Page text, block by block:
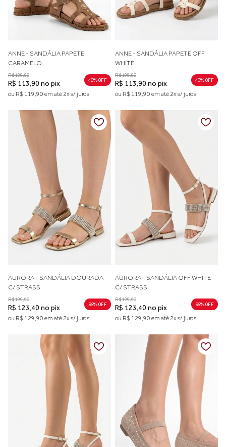
ANNE - SANDÁLIA PAPETE
CARAMELO
R$ 199,90
R$ 113,90 no pix 40% 0FF
ou R$ 119,90 em até 2x s/ juros
ANNE - SANDÁLIA PAPETE OFF
WHITE
R$ 199,90
R$ 113,90 no pix 40% 0FF
ou R$ 119,90 em até 2x s/ juros
AURORA - SANDÁLIA DOURADA
C/ STRASS
R$ 199,90
R$ 123,40 no pix 35% 0FF
ou R$ 129,90 em até 2x s/ juros
AURORA - SANDÁLIA OFF WHITE
C/ STRASS
R$ 199,90
R$ 123,40 no pix 35% 0FF
ou R$ 129,90 em até 2x s/ juros